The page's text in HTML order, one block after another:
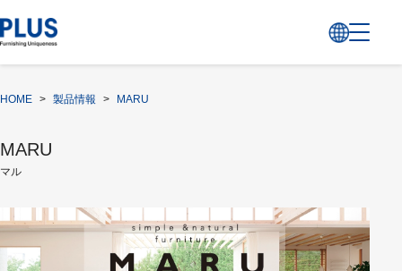
HOME > 製品情報 > MARU
MARU
マル